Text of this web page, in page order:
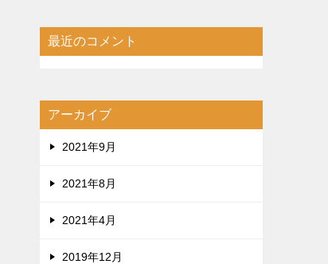
最近のコメント
アーカイブ
2021年9月
2021年8月
2021年4月
2019年12月